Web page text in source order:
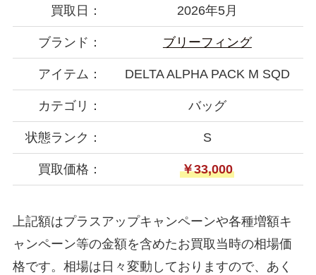
買取日： 2026年5月
ブランド： ブリーフィング
アイテム： DELTA ALPHA PACK M SQD
カテゴリ： バッグ
状態ランク： S
買取価格： ￥33,000
上記額はプラスアップキャンペーンや各種増額キ
ャンペーン等の金額を含めたお買取当時の相場価
格です。相場は日々変動しておりますので、あく